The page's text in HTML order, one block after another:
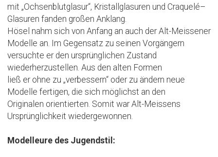
mit „Ochsenblutglasur“, Kristallglasuren und Craquelé–
Glasuren fanden großen Anklang.
Hösel nahm sich von Anfang an auch der Alt-Meissener
Modelle an. Im Gegensatz zu seinen Vorgängern
versuchte er den ursprünglichen Zustand
wiederherzustellen. Aus den alten Formen
ließ er ohne zu „verbessern“ oder zu ändern neue
Modelle fertigen, die sich möglichst an den
Originalen orientierten. Somit war Alt-Meissens
Ursprünglichkeit wiedergewonnen.
Modelleure des Jugendstil: